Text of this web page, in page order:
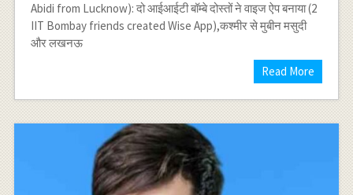
Abidi from Lucknow): दो आईआईटी बॉम्बे दोस्तों ने वाइज ऐप बनाया (2
IIT Bombay friends created Wise App),कश्मीर से मुबीन मसुदी
और लखनऊ
Read More